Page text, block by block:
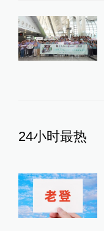
24小时最热